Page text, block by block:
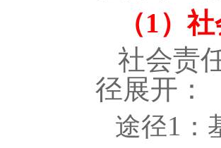
（1）
社会责
径展开：
途径1